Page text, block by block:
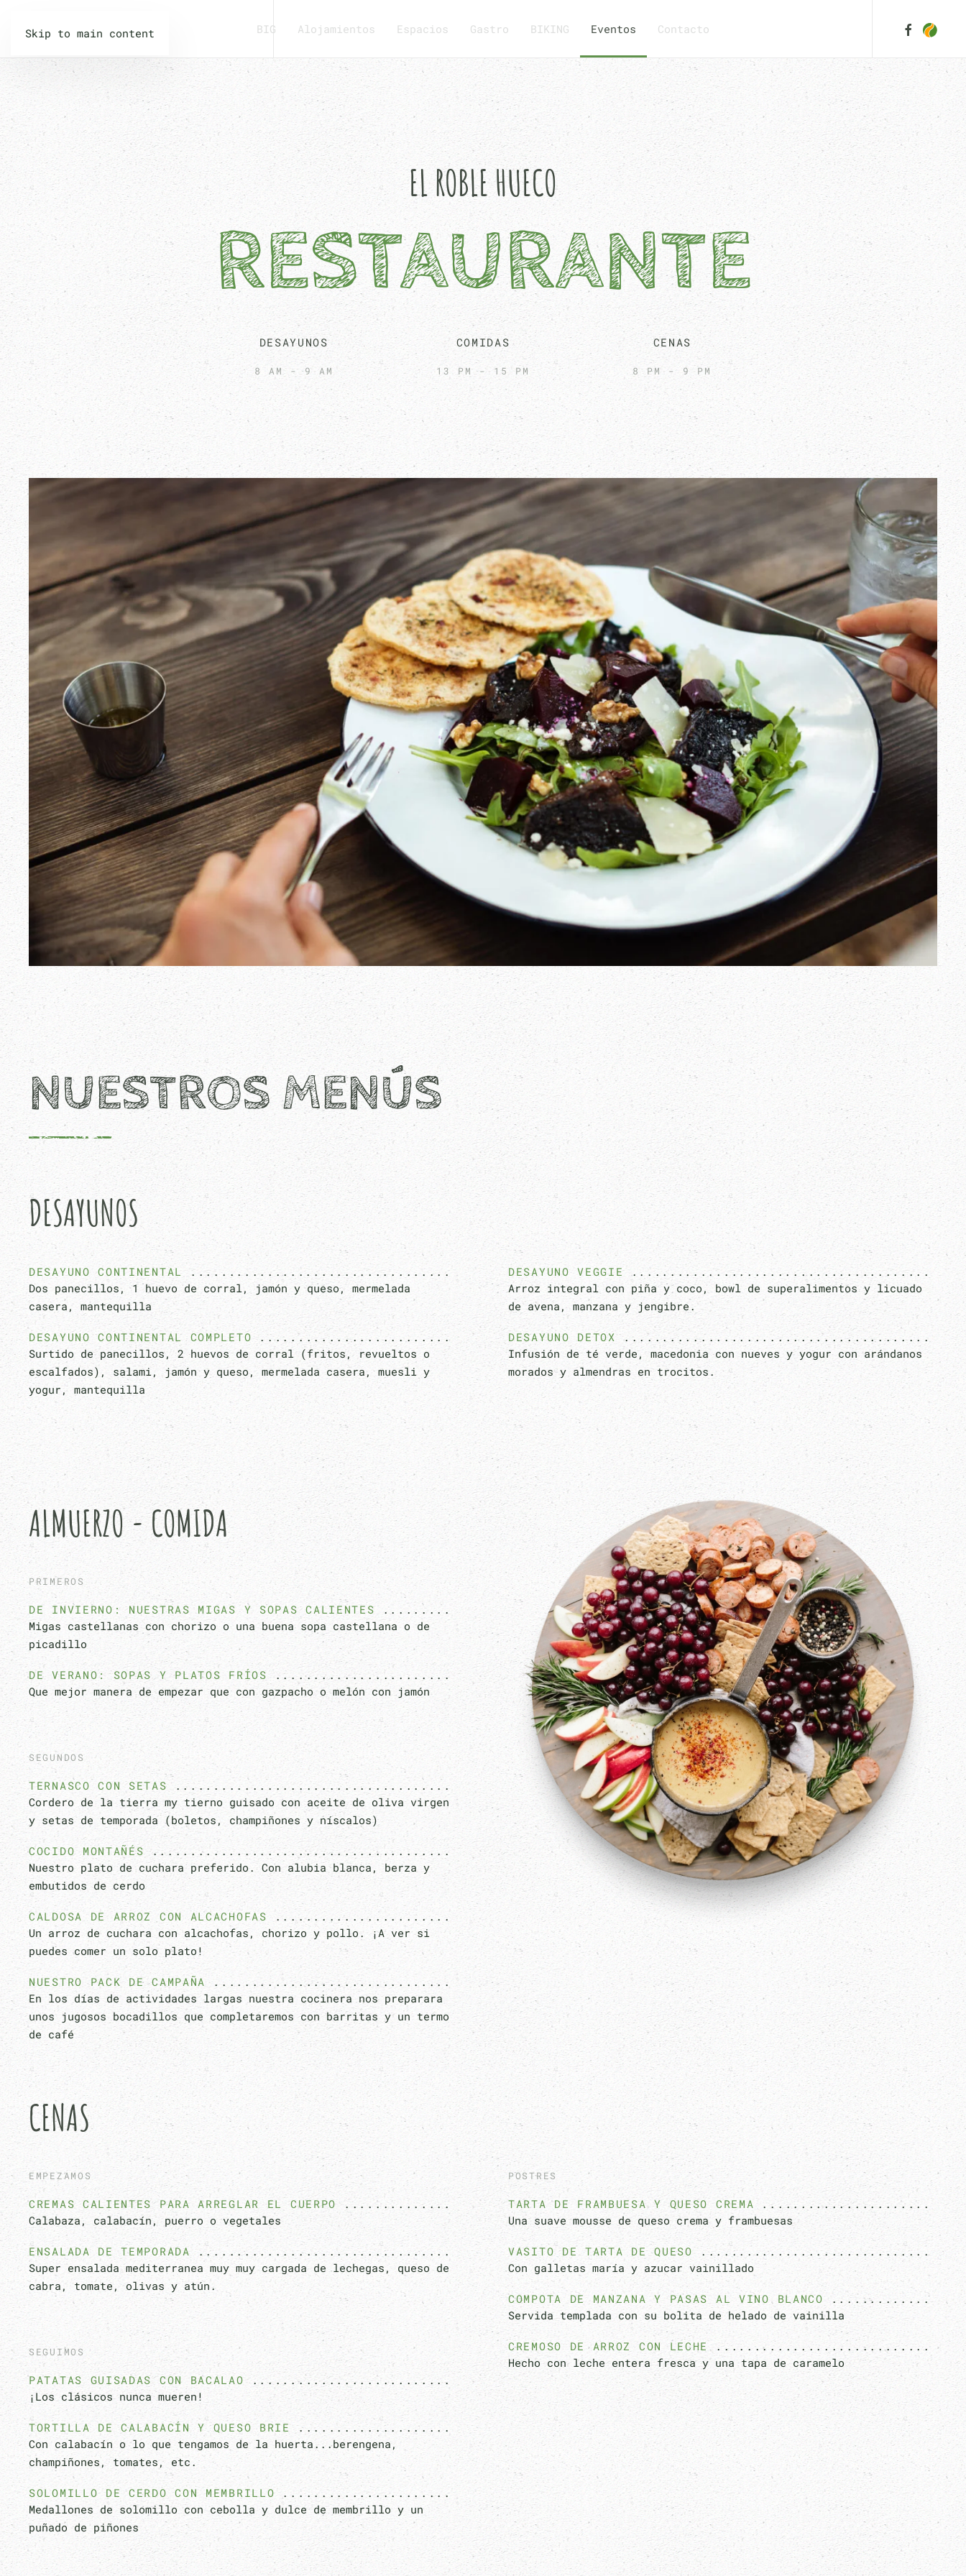
Skip to main content BIG Alojamientos Espacios Gastro BIKING Eventos Contacto
EL ROBLE HUECO
RESTAURANTE
DESAYUNOS
8 AM - 9 AM
COMIDAS
13 PM - 15 PM
CENAS
8 PM - 9 PM
NUESTROS MENÚS
DESAYUNOS
DESAYUNO CONTINENTAL
Dos panecillos, 1 huevo de corral, jamón y queso, mermelada
casera, mantequilla
DESAYUNO CONTINENTAL COMPLETO
Surtido de panecillos, 2 huevos de corral (fritos, revueltos o
escalfados), salami, jamón y queso, mermelada casera, muesli y
yogur, mantequilla
DESAYUNO VEGGIE
Arroz integral con piña y coco, bowl de superalimentos y licuado
de avena, manzana y jengibre.
DESAYUNO DETOX
Infusión de té verde, macedonia con nueves y yogur con arándanos
morados y almendras en trocitos.
ALMUERZO - COMIDA
PRIMEROS
DE INVIERNO: NUESTRAS MIGAS Y SOPAS CALIENTES
Migas castellanas con chorizo o una buena sopa castellana o de
picadillo
DE VERANO: SOPAS Y PLATOS FRÍOS
Que mejor manera de empezar que con gazpacho o melón con jamón
SEGUNDOS
TERNASCO CON SETAS
Cordero de la tierra my tierno guisado con aceite de oliva virgen
y setas de temporada (boletos, champiñones y níscalos)
COCIDO MONTAÑÉS
Nuestro plato de cuchara preferido. Con alubia blanca, berza y
embutidos de cerdo
CALDOSA DE ARROZ CON ALCACHOFAS
Un arroz de cuchara con alcachofas, chorizo y pollo. ¡A ver si
puedes comer un solo plato!
NUESTRO PACK DE CAMPAÑA
En los días de actividades largas nuestra cocinera nos preparara
unos jugosos bocadillos que completaremos con barritas y un termo
de café
CENAS
EMPEZAMOS
CREMAS CALIENTES PARA ARREGLAR EL CUERPO
Calabaza, calabacín, puerro o vegetales
ENSALADA DE TEMPORADA
Super ensalada mediterranea muy muy cargada de lechegas, queso de
cabra, tomate, olivas y atún.
SEGUIMOS
PATATAS GUISADAS CON BACALAO
¡Los clásicos nunca mueren!
TORTILLA DE CALABACÍN Y QUESO BRIE
Con calabacín o lo que tengamos de la huerta...berengena,
champiñones, tomates, etc.
SOLOMILLO DE CERDO CON MEMBRILLO
Medallones de solomillo con cebolla y dulce de membrillo y un
puñado de piñones
POSTRES
TARTA DE FRAMBUESA Y QUESO CREMA
Una suave mousse de queso crema y frambuesas
VASITO DE TARTA DE QUESO
Con galletas maría y azucar vainillado
COMPOTA DE MANZANA Y PASAS AL VINO BLANCO
Servida templada con su bolita de helado de vainilla
CREMOSO DE ARROZ CON LECHE
Hecho con leche entera fresca y una tapa de caramelo